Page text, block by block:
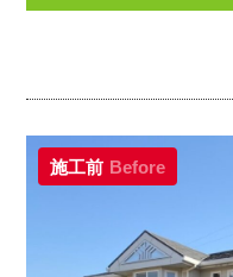
施工前 Before